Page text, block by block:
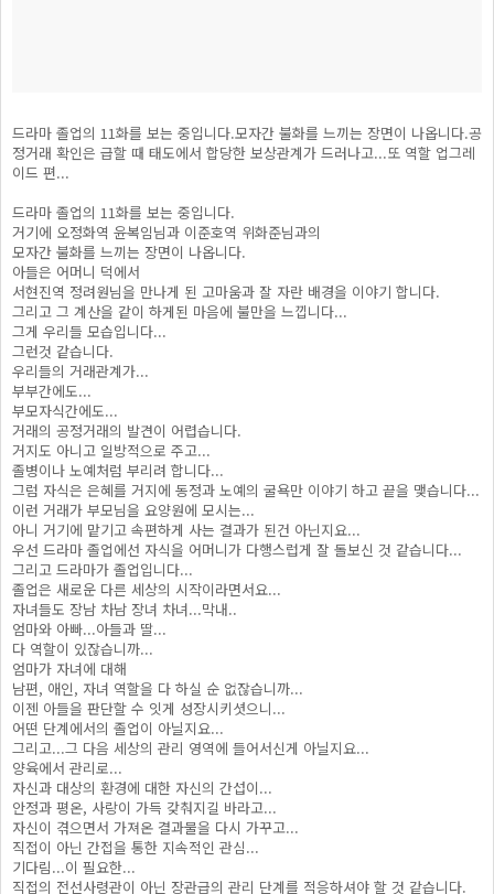
드라마 졸업의 11화를 보는 중입니다.모자간 불화를 느끼는 장면이 나옵니다.공
정거래 확인은 급할 때 태도에서 합당한 보상관계가 드러나고...또 역할 업그레
이드 편...
드라마 졸업의 11화를 보는 중입니다.
거기에 오정화역 윤복임님과 이준호역 위화준님과의
모자간 불화를 느끼는 장면이 나옵니다.
아들은 어머니 덕에서
서현진역 정려원님을 만나게 된 고마움과 잘 자란 배경을 이야기 합니다.
그리고 그 계산을 같이 하게된 마음에 불만을 느낍니다...
그게 우리들 모습입니다...
그런것 같습니다.
우리들의 거래관계가...
부부간에도...
부모자식간에도...
거래의 공정거래의 발견이 어렵습니다.
거지도 아니고 일방적으로 주고...
졸병이나 노예처럼 부리려 합니다...
그럼 자식은 은혜를 거지에 동정과 노예의 굴욕만 이야기 하고 끝을 맺습니다...
이런 거래가 부모님을 요양원에 모시는...
아니 거기에 맡기고 속편하게 사는 결과가 된건 아닌지요...
우선 드라마 졸업에선 자식을 어머니가 다행스럽게 잘 돌보신 것 같습니다...
그리고 드라마가 졸업입니다...
졸업은 새로운 다른 세상의 시작이라면서요...
자녀들도 장남 차남 장녀 차녀...막내..
엄마와 아빠...아들과 딸...
다 역할이 있잖습니까...
엄마가 자녀에 대해
남편, 애인, 자녀 역할을 다 하실 순 없잖습니까...
이젠 아들을 판단할 수 잇게 성장시키셧으니...
어떤 단계에서의 졸업이 아닐지요...
그리고...그 다음 세상의 관리 영역에 들어서신게 아닐지요...
양육에서 관리로...
자신과 대상의 환경에 대한 자신의 간섭이...
안정과 평온, 사랑이 가득 갖춰지길 바라고...
자신이 겪으면서 가져온 결과물을 다시 가꾸고...
직접이 아닌 간접을 통한 지속적인 관심...
기다림...이 필요한...
직접의 전선사령관이 아닌 장관급의 관리 단계를 적응하셔야 할 것 같습니다.